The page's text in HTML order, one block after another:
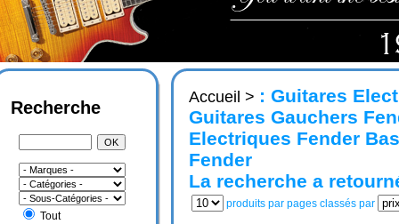
Accueil > : Guitares
Guitares Gauchers
Electriques Fender
Fender
La recherche a
produits par pages classés par
Recherche
Tout